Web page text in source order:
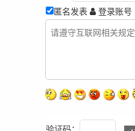
匿名发表
登录账号
验证码：